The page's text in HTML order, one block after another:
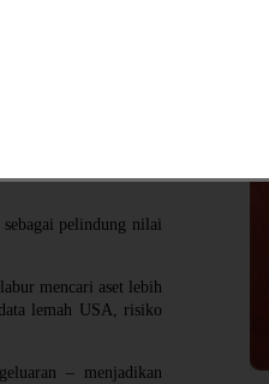
lebih menarik
mungkin kurang
pelindung nilai
mencari aset lebih
lemah USA, risiko
– menjadikan